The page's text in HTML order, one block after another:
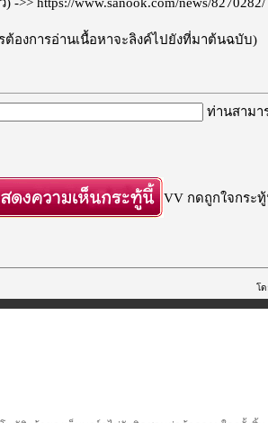
ต้องการอ่านเนื้อหาจะลิงค์ไปยังที่มาต้นฉบับ)
ท่านสามา
VV กดถูกใจกระ
โด